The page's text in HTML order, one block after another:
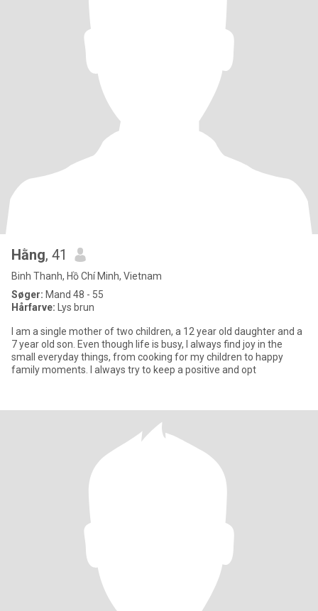
Hằng, 41
Binh Thanh, Hồ Chí Minh, Vietnam
Søger: Mand 48 - 55
Hårfarve: Lys brun
I am a single mother of two children, a 12 year old daughter and a
7 year old son. Even though life is busy, I always find joy in the
small everyday things, from cooking for my children to happy
family moments. I always try to keep a positive and opt